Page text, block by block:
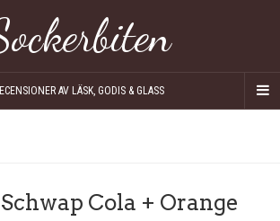
AV LÄSK, GODIS & GLASS
Cola + Orange